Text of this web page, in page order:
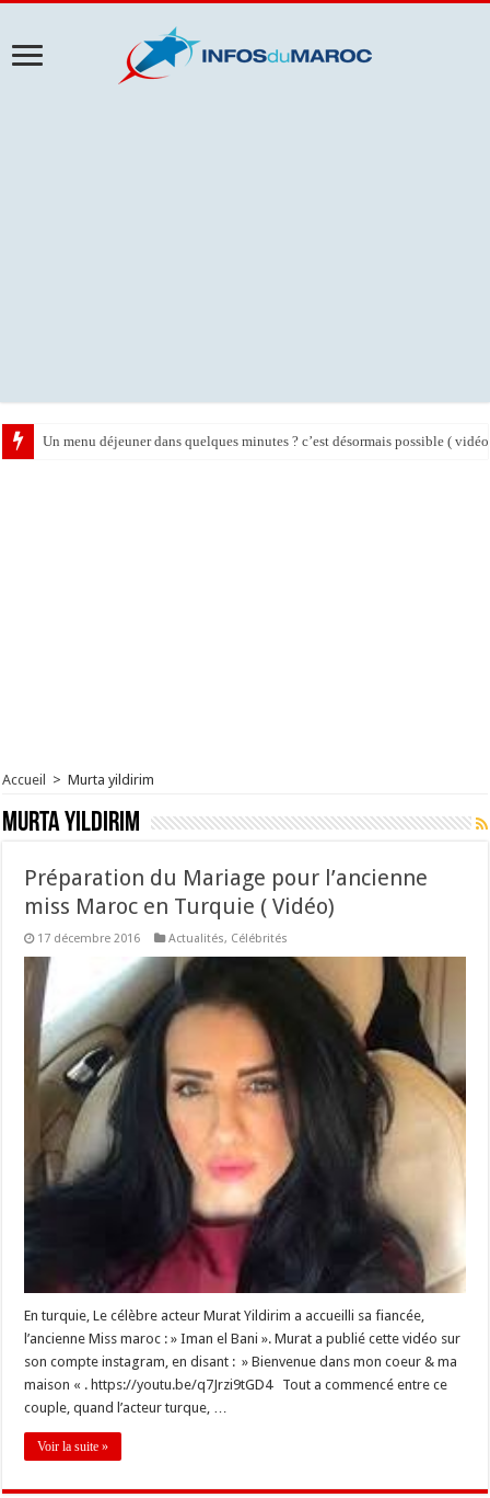
Un menu déjeuner dans quelques minutes ? c’est désormais possible (
Accueil > Murta yildirim
Murta yildirim
Préparation du Mariage pour l’ancienne
miss Maroc en Turquie ( Vidéo)
17 décembre 2016 Actualités, Célébrités
En turquie, Le célèbre acteur Murat Yildirim a accueilli sa fiancée,
l’ancienne Miss maroc : » Iman el Bani ». Murat a publié cette vidéo sur
son compte instagram, en disant : » Bienvenue dans mon coeur & ma
maison « . https://youtu.be/q7Jrzi9tGD4 Tout a commencé entre ce
couple, quand l’acteur turque, …
Voir la suite »